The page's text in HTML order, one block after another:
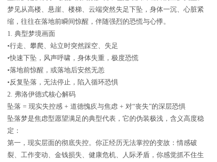
梦见从高楼、悬崖、楼梯、云端突然失足下坠，身体一沉、心脏紧
缩，往往在落地前瞬间惊醒，伴随强烈的恐慌与心悸。
1. 典型梦境画面
•行走、攀爬、站立时突然踩空、失足
•快速下坠，风声呼啸，身体失重，极度恐慌
•落地前惊醒，或落地后安然无恙
•反复坠落，无法停止，陷入循环恐惧
2. 弗洛伊德式核心解码
坠落 = 现实失控感 + 道德愧疚与焦虑 + 对“丧失”的深层恐惧
坠落梦是焦虑型愿望满足 的典型代表，它的伪装极浅，含义高度稳
定：
第一， 现实层面的彻底失控。你正经历无法掌控的变故：情感破
裂、工作变动、金钱损失、健康危机、人际矛盾，你感觉抓不住生